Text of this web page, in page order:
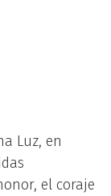
Luz, en
el coraje